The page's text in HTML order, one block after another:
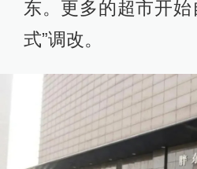
东。更多的超市开始
式”调改。